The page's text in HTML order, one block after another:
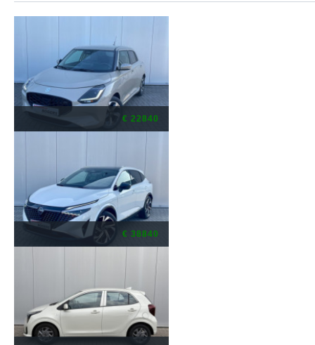
€ 22840
€ 38840